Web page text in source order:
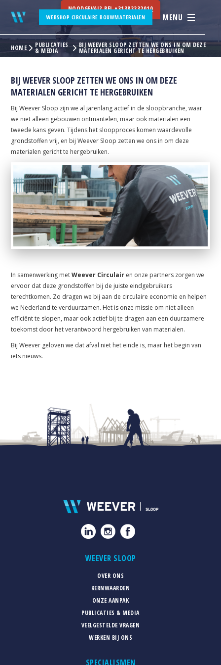
WEBSHOP CIRCULAIRE BOUWMATERIALEN MENU
NOODGEVAL? BEL+31383332010
HOME PUBLICATIES
& MEDIA
BIJ WEEVER SLOOP ZETTEN WE ONS IN OM DEZE
MATERIALEN GERICHT TE HERGEBRUIKEN
BIJ WEEVER SLOOP ZETTEN WE ONS IN OM DEZE
MATERIALEN GERICHT TE HERGEBRUIKEN
Bij Weever Sloop zijn we al jarenlang actief in de sloopbranche, waar
we niet alleen gebouwen ontmantelen, maar ook materialen een
tweede kans geven. Tijdens het sloopproces komen waardevolle
grondstoffen vrij, en bij Weever Sloop zetten we ons in om deze
materialen gericht te hergebruiken.
In samenwerking metWeever Circulair en onze partners zorgen we
ervoor dat deze grondstoffen bij de juiste eindgebruikers
terechtkomen. Zo dragen we bij aan de circulaire economie en helpen
we Nederland te verduurzamen. Het is onze missie om niet alleen
efficiënt te slopen, maar ook actief bij te dragen aan een duurzamere
toekomst door het verantwoord hergebruiken van materialen.
Bij Weever geloven we dat afval niet het einde is, maar het begin van
iets nieuws.
WEEVER SLOOP
OVER ONS
KERNWAARDEN
ONZE AANPAK
PUBLICATIES & MEDIA
VEELGESTELDE VRAGEN
WERKEN BIJ ONS
SPECIALISMEN